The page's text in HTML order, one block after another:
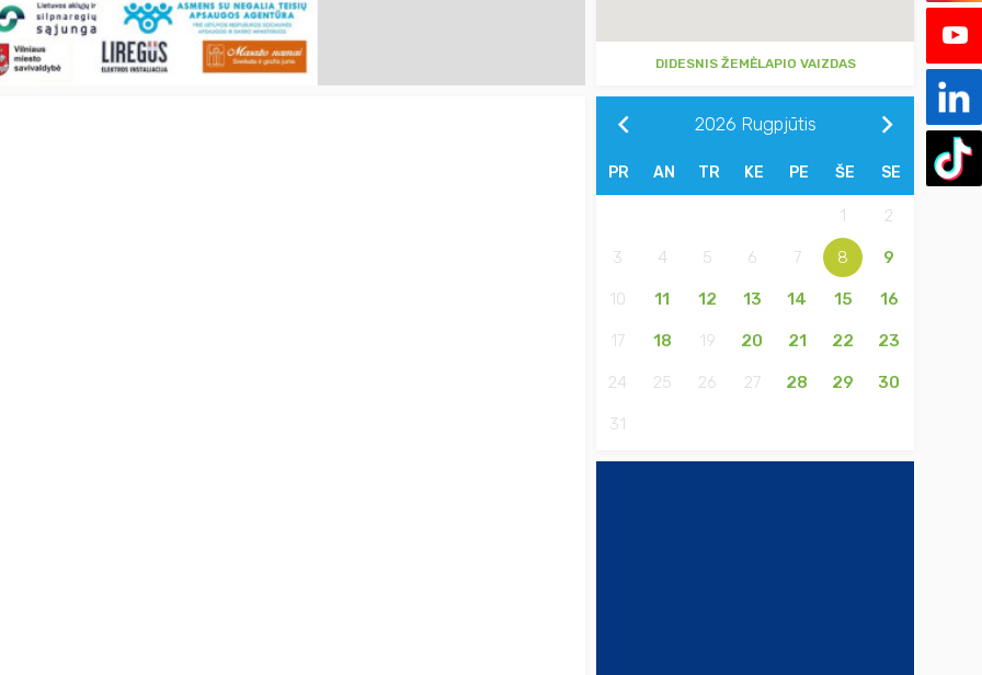
DIDESNIS ŽEMĖLAPIO VAIZDAS
2026 Rugpjūtis
PR AN TR KE PE ŠE SE
1 2
3 4 5 6 7 8 9
10 11 12 13 14 15 16
17 18 19 20 21 22 23
24 25 26 27 28 29 30
31